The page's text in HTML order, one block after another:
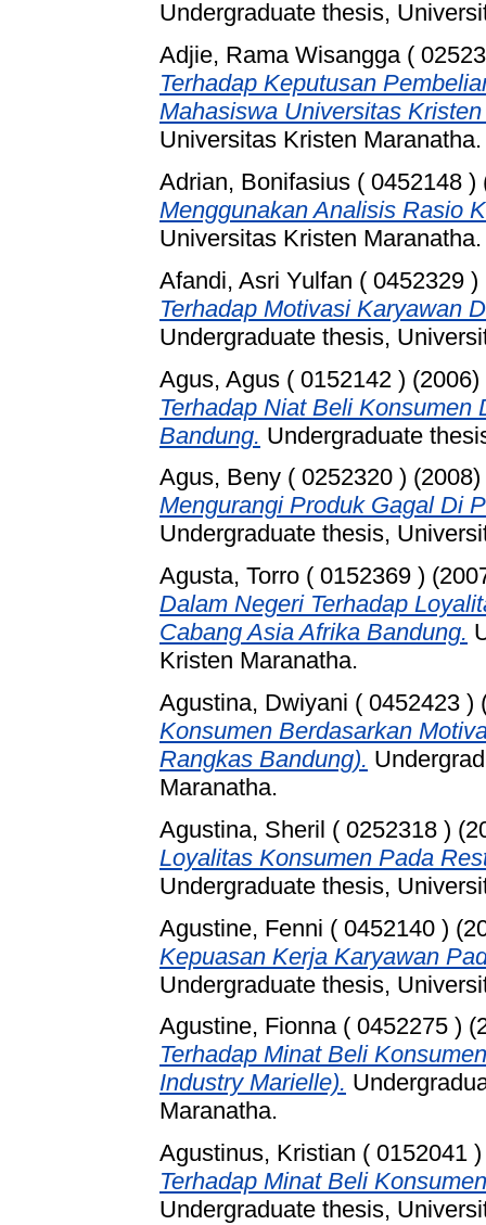
Undergraduate thesis,
Adjie, Rama Wisangga (
Terhadap Keputusan
Mahasiswa Universitas
Universitas Kristen Maranatha.
Adrian, Bonifasius ( 0452148 )
Menggunakan Analisis Rasio
Universitas Kristen Maranatha.
Afandi, Asri Yulfan ( 0452329 )
Terhadap Motivasi Karyawan
Undergraduate thesis,
Agus, Agus ( 0152142 ) (2006)
Terhadap Niat Beli Konsumen
Bandung. Undergraduate
Agus, Beny ( 0252320 ) (2008)
Mengurangi Produk Gagal Di
Undergraduate thesis,
Agusta, Torro ( 0152369 )
Dalam Negeri Terhadap
Cabang Asia Afrika Bandung.
Kristen Maranatha.
Agustina, Dwiyani ( 0452423 )
Konsumen Berdasarkan
Rangkas Bandung).
Maranatha.
Agustina, Sheril ( 0252318 )
Loyalitas Konsumen Pada
Undergraduate thesis,
Agustine, Fenni ( 0452140 )
Kepuasan Kerja Karyawan
Undergraduate thesis,
Agustine, Fionna ( 0452275 )
Terhadap Minat Beli
Industry Marielle).
Maranatha.
Agustinus, Kristian ( 0152041 )
Terhadap Minat Beli
Undergraduate thesis,